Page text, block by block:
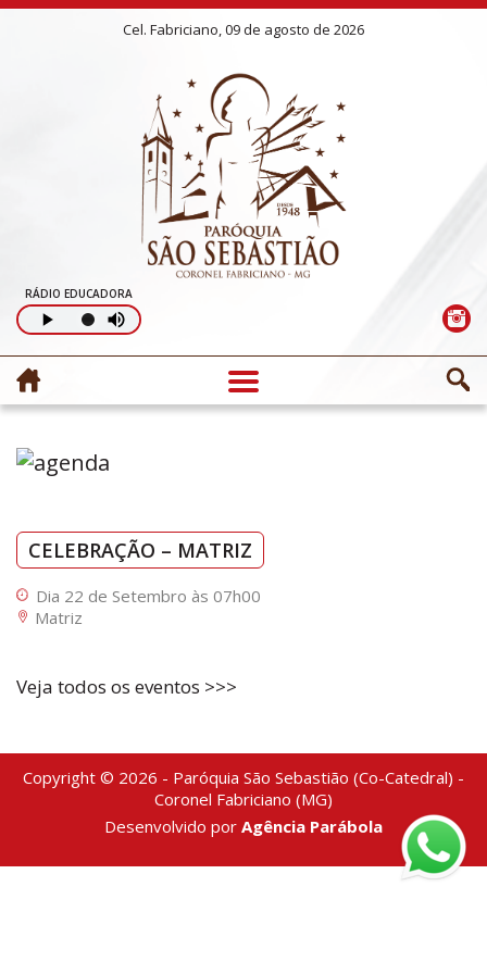
Cel. Fabriciano, 09 de agosto de 2026
RÁDIO EDUCADORA
CELEBRAÇÃO – MATRIZ
Dia 22 de Setembro às 07h00
Matriz
Veja todos os eventos >>>
Copyright © 2026 - Paróquia São Sebastião (Co-Catedral) -
Coronel Fabriciano (MG)
Desenvolvido por Agência Parábola